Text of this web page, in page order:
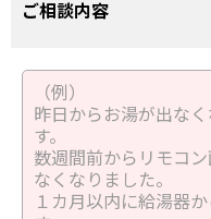
ご相談内容